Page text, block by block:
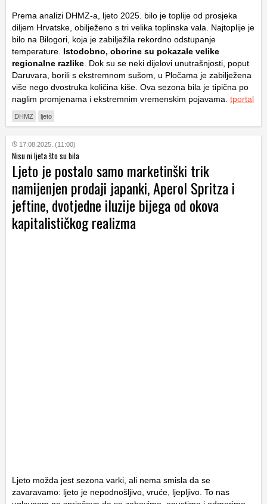
Prema analizi DHMZ-a, ljeto 2025. bilo je toplije od prosjeka
diljem Hrvatske, obilježeno s tri velika toplinska vala. Najtoplije je
bilo na Bilogori, koja je zabilježila rekordno odstupanje
temperature. Istodobno, oborine su pokazale velike
regionalne razlike . Dok su se neki dijelovi unutrašnjosti, poput
Daruvara, borili s ekstremnom sušom, u Pločama je zabilježena
više nego dvostruka količina kiše. Ova sezona bila je tipična po
naglim promjenama i ekstremnim vremenskim pojavama. tportal
DHMZ ljeto
17.08.2025. (11:00)
Nisu ni ljeta što su bila
Ljeto je postalo samo marketinški trik
namijenjen prodaji japanki, Aperol Spritza i
jeftine, dvotjedne iluzije bijega od okova
kapitalističkog realizma
Ljeto možda jest sezona varki, ali nema smisla da se
zavaravamo: ljeto je nepodnošljivo, vruće, ljepljivo. To nas